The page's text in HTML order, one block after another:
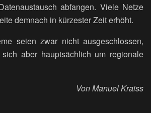
abfangen. Viele Netze
demnach in kürzester Zeit erhöht.
seien zwar nicht ausgeschlossen,
aber hauptsächlich um regionale
Von Manuel Kraiss